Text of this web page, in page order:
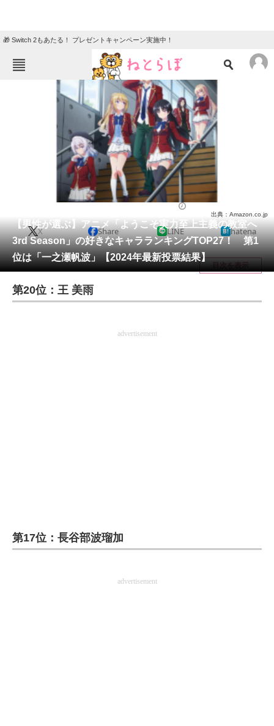
🎁 Switch 2もあたる！ プレゼントキャンペーン実施中！
ねとらぼメニュー
ニュース
クイズ
地域
教育・育児
リサーチ
会員記事
メディア
注目記事を集めた総合ページ
ITの今と未来を見通す
ITエンジニア向け専門サイト
【男性が選ぶ】アニメ「ようこそ実力至上主義の教室へ
3rd Season」の好きなキャラランキングTOP27！ 第1
位は「一之瀬帆波」【2024年最新投票結果】
出典：Amazon.co.jp
X Share LINE hatena
目次を表示
第20位：王 美雨
advertisement
第17位：長谷部波瑠加
advertisement